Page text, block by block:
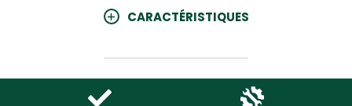
CARACTÉRISTIQUES